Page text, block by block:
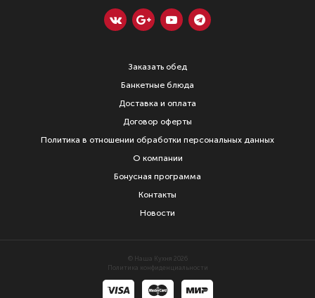
Заказать обед
Банкетные блюда
Доставка и оплата
Договор оферты
Политика в отношении обработки персональных данных
О компании
Бонусная программа
Контакты
Новости
© Наша Кухня 2026
Политика конфиденциальности